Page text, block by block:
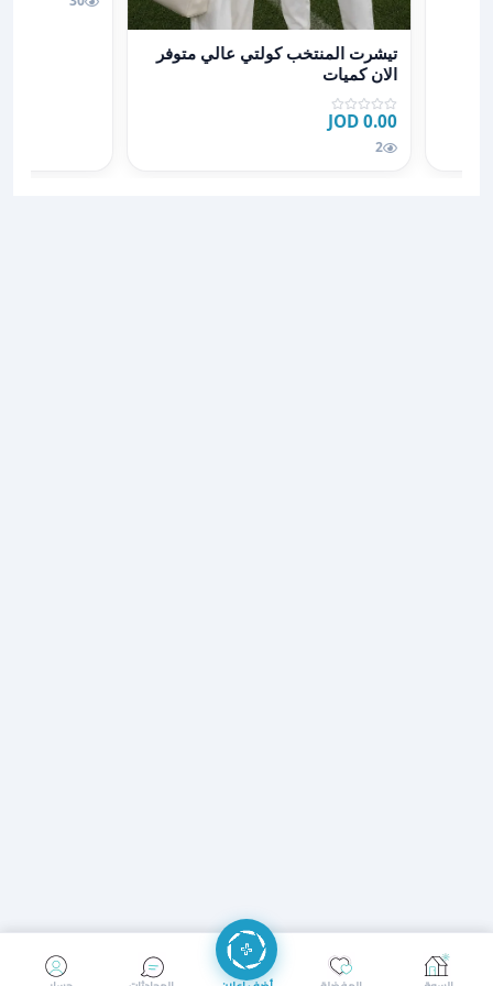
عرض تفاصيل تيشرت المنتخب كولتي عالي متوفر الان
تيشرت المنتخب كولتي عالي متوفر
الان كميات
0.00 JOD
2
إرسال رسالة إجراء مكالمة